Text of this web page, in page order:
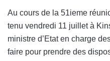
Au cours de la 51ieme
tenu vendredi 11 juillet à
ministre d’Etat en charge
faire pour prendre des